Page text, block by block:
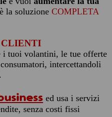
la soluzione COMPLETA
CLIENTI
i tuoi volantini, le tue offerte
intercettandoli
ed usa i servizi
senza costi fissi